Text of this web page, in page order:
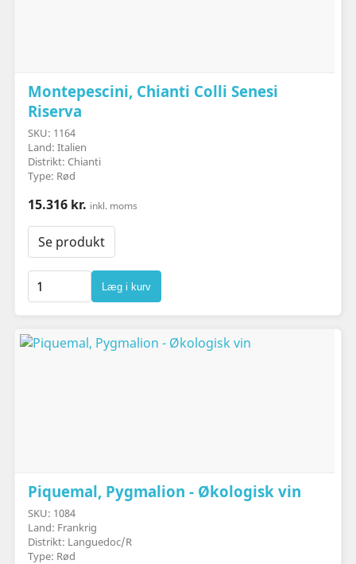
Montepescini, Chianti Colli Senesi
Riserva
SKU: 1164
Land: Italien
Distrikt: Chianti
Type: Rød
15.316 kr. inkl. moms
Se produkt
Læg i kurv
Piquemal, Pygmalion - Økologisk vin
SKU: 1084
Land: Frankrig
Distrikt: Languedoc/R
Type: Rød